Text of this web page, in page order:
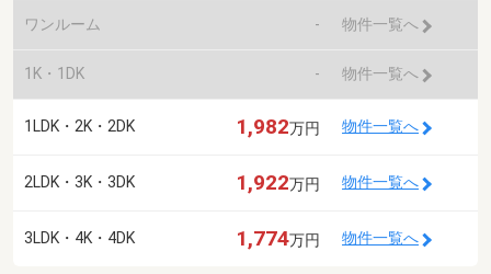
ワンルーム - 物件一覧へ
1K・1DK - 物件一覧へ
1LDK・2K・2DK 1,982万円 物件一覧へ
2LDK・3K・3DK 1,922万円 物件一覧へ
3LDK・4K・4DK 1,774万円 物件一覧へ